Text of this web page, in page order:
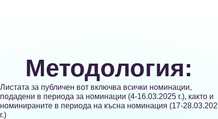
Методология:
Листата за публичен вот включва всички номинации,
подадени в периода за номинации (4-16.03.2025 г.), както и
номинираните в периода на късна номинация (17-
г.)